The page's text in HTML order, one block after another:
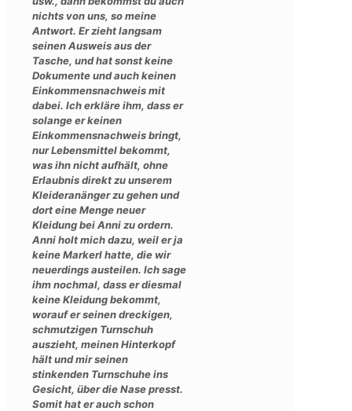
nichts von uns, so meine
Antwort. Er zieht langsam
seinen Ausweis aus der
Tasche, und hat sonst keine
Dokumente und auch keinen
Einkommensnachweis mit
dabei. Ich erkläre ihm, dass er
solange er keinen
Einkommensnachweis bringt,
nur Lebensmittel bekommt,
was ihn nicht aufhält, ohne
Erlaubnis direkt zu unserem
Kleideranänger zu gehen und
dort eine Menge neuer
Kleidung bei Anni zu ordern.
Anni holt mich dazu, weil er ja
keine Markerl hatte, die wir
neuerdings austeilen. Ich sage
ihm nochmal, dass er diesmal
keine Kleidung bekommt,
worauf er seinen dreckigen,
schmutzigen Turnschuh
auszieht, meinen Hinterkopf
hält und mir seinen
stinkenden Turnschuhe ins
Gesicht, über die Nase presst.
Somit hat er auch schon